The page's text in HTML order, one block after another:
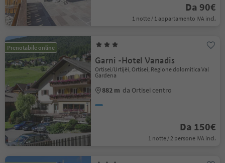
Da 90€
1 notte / 1 appartamento IVA incl.
Prenotabile online
Garni -Hotel Vanadis
Ortisei/Urtijëi, Ortisei, Regione dolomitica Val
Gardena
882 m da Ortisei centro
Da 150€
1 notte / 2 persone IVA incl.